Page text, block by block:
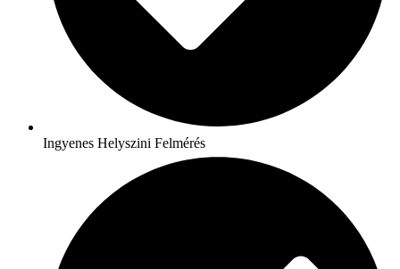
Ingyenes Helyszini Felmérés